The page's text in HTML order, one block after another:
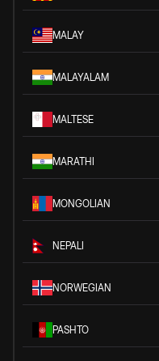
MALAY
MALAYALAM
MALTESE
MARATHI
MONGOLIAN
NEPALI
NORWEGIAN
PASHTO